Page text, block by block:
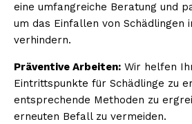
eine umfangreiche Beratung und
um das Einfallen von Schädlingen
verhindern.
Präventive Arbeiten: Wir helfen
Eintrittspunkte für Schädlinge zu
entsprechende Methoden zu
erneuten Befall zu vermeiden.